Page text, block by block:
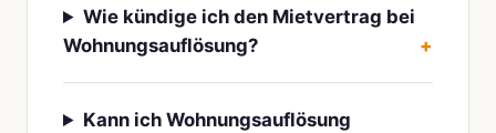
Wie kündige ich den Mietvertrag bei
Wohnungsauflösung?
Kann ich Wohnungsauflösung